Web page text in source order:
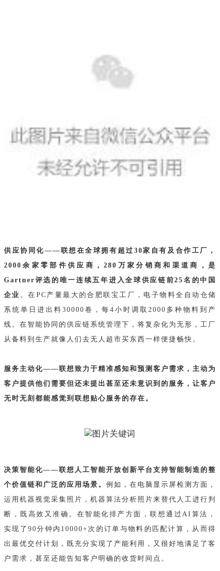
供应协同化——联想在全球拥有超过30家自有及合作工厂，
2000余家零部件供应商，280万家分销商和渠道商，是
Gartner评选的唯一连续五年进入全球供应链前25名的中国
企业 。在PC产量最大的合肥联宝工厂，电子物料全自动仓储
系统单日进出料30000卷，每4小时调取2000多种物料到产
线。在智能协同的供应链系统管理下，将复杂化为无形，工厂
从备料到生产就像人们去无人超市买东西一样便捷畅快。
服务主动化——联想致力于精准感知和预测客户需求，主动为
客户提供他们需要但还未提出甚至还未意识到的服务，让客户
无时无刻都能感觉到联想贴心服务的存在。
决策智能化——联想人工智能开放创新平台支持智能制造的整
个价值链和广泛的应用场景。 例如，在电脑显示屏检测方面，
运用机器视觉采集照片，机器算法分析照片来替代人工进行判
断，既高效又准确。在智能化排产方面，联想通过AI算法，
实现了90分钟内10000+次的订单与物料的匹配计算，从而得
出最优交付计划，既充分实现了产能利用，又很好地满足了客
户需求，甚至还能告知客户明确的收货时间点。